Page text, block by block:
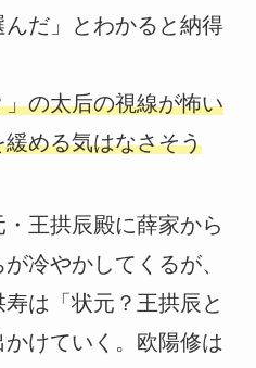
だ」とわかると納得
の太后の視線が怖い
める気はなさそう
王拱辰殿に薛家から
冷やかしてくるが、
は「状元？王拱辰と
けていく。欧陽修は